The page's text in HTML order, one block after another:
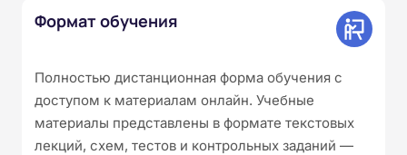
Формат обучения
Полностью дистанционная форма обучения с
доступом к материалам онлайн. Учебные
материалы представлены в формате текстовых
лекций, схем, тестов и контрольных заданий —